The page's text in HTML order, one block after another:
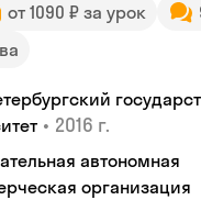
от 1090 ₽ за урок
• 2016 г.
автономная
организация